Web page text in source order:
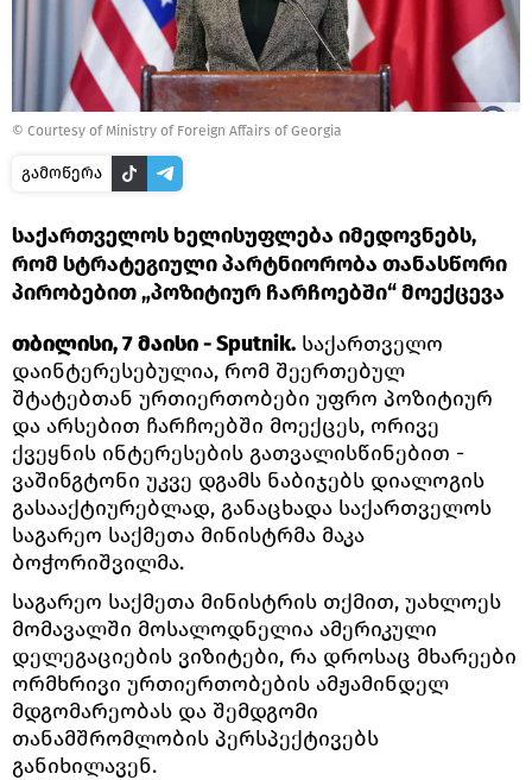
© Courtesy of Ministry of Foreign Affairs of Georgia
გამოწერა
საქართველოს ხელისუფლება იმედოვნებს,
რომ სტრატეგიული პარტნიორობა თანასწორი
პირობებით „პოზიტიურ ჩარჩოებში“ მოექცევა
თბილისი, 7 მაისი - Sputnik. საქართველო
დაინტერესებულია, რომ შეერთებულ
შტატებთან ურთიერთობები უფრო პოზიტიურ
და არსებით ჩარჩოებში მოექცეს, ორივე
ქვეყნის ინტერესების გათვალისწინებით -
ვაშინგტონი უკვე დგამს ნაბიჯებს დიალოგის
გასააქტიურებლად, განაცხადა საქართველოს
საგარეო საქმეთა მინისტრმა მაკა
ბოჭორიშვილმა.
საგარეო საქმეთა მინისტრის თქმით, უახლოეს
მომავალში მოსალოდნელია ამერიკული
დელეგაციების ვიზიტები, რა დროსაც მხარეები
ორმხრივი ურთიერთობების ამჟამინდელ
მდგომარეობას და შემდგომი
თანამშრომლობის პერსპექტივებს
განიხილავენ.